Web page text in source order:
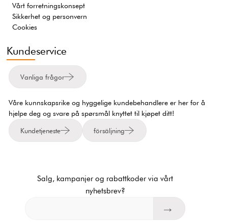
Vårt forretningskonsept
Sikkerhet og personvern
Cookies
Kundeservice
Vanliga frågor
Våre kunnskapsrike og hyggelige kundebehandlere er her for å
hjelpe deg og svare på spørsmål knyttet til kjøpet ditt!
Kundetjeneste försäljning
Salg, kampanjer og rabattkoder via vårt
nyhetsbrev?